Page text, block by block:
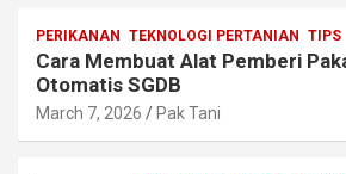
PERIKANAN TEKNOLOGI PERTANIAN TIPS
Cara Membuat Alat Pemberi
Otomatis SGDB
March 7, 2026 Pak Tani